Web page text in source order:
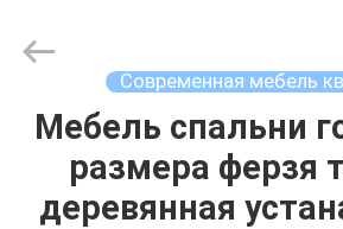
ДОМ
ПРОДУКТЫ
Reserved.
Современная мебель
Мебель спальни
размера ферзя
деревянная